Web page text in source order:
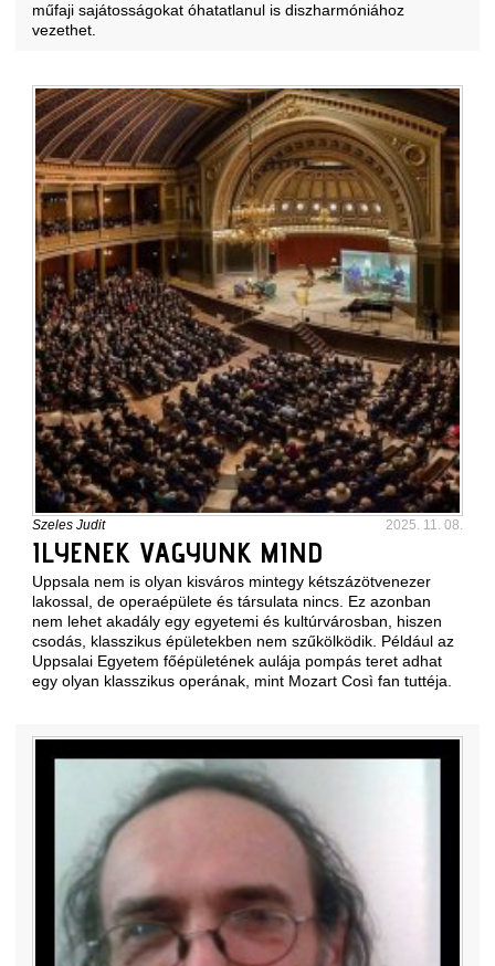
műfaji sajátosságokat óhatatlanul is diszharmóniához
vezethet.
Szeles Judit 2025. 11. 08.
ILYENEK VAGYUNK MIND
Uppsala nem is olyan kisváros mintegy kétszázötvenezer
lakossal, de operaépülete és társulata nincs. Ez azonban
nem lehet akadály egy egyetemi és kultúrvárosban, hiszen
csodás, klasszikus épületekben nem szűkölködik. Például az
Uppsalai Egyetem főépületének aulája pompás teret adhat
egy olyan klasszikus operának, mint Mozart Così fan tuttéja.